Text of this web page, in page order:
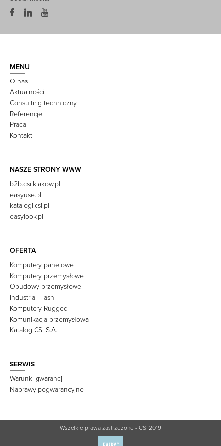
MENU
O nas
Aktualności
Consulting techniczny
Referencje
Praca
Kontakt
NASZE STRONY WWW
b2b.csi.krakow.pl
easyuse.pl
katalogi.csi.pl
easylook.pl
OFERTA
Komputery panelowe
Komputery przemysłowe
Obudowy przemysłowe
Industrial Flash
Komputery Rugged
Komunikacja przemysłowa
Katalog CSI S.A.
SERWIS
Warunki gwarancji
Naprawy pogwarancyjne
Wszelkie prawa zastrzeżone - CSI 2019